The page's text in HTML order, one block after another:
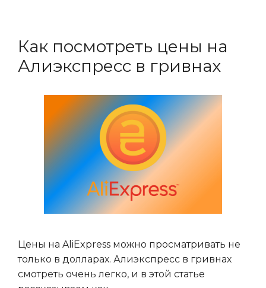
Как посмотреть цены на
Алиэкспресс в гривнах
Цены на AliExpress можно просматривать не
только в долларах. Алиэкспресс в гривнах
смотреть очень легко, и в этой статье